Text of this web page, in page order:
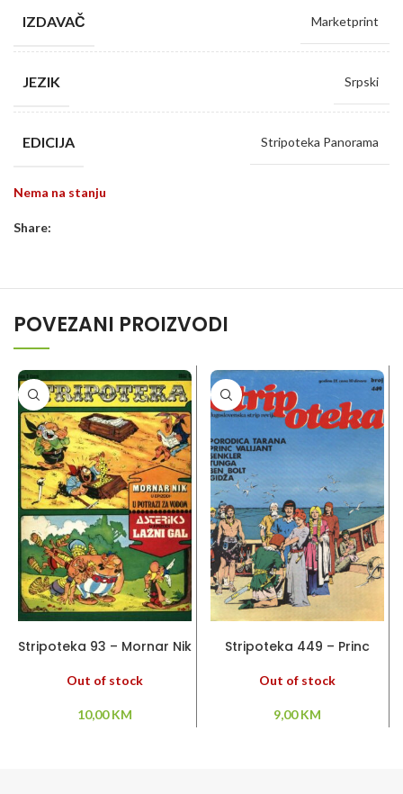
IZDAVAČ Marketprint
JEZIK Srpski
EDICIJA Stripoteka Panorama
Nema na stanju
Share:
POVEZANI PROIZVODI
Stripoteka 93 – Mornar Nik
Out of stock
10,00KM
Stripoteka 449 – Princ
Porodica Tarana
Out of stock
9,00KM